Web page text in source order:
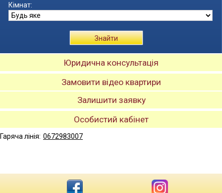
Кімнат:
Знайти
Юридична консультація
Замовити відео квартири
Залишити заявку
Особистий кабінет
Гаряча лінія: 0672983007